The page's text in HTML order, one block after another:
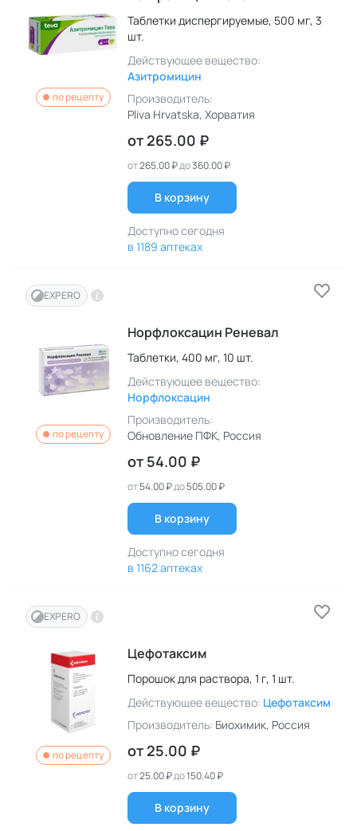
по рецепту
Таблетки диспергируемые, 500 мг, 3
шт.
Действующее вещество:
Азитромицин
Производитель:
Pliva Hrvatska, Хорватия
от 265.00 ₽
от265.00 ₽до360.00 ₽
В корзину
Доступно сегодня
в 1189 аптеках
EXPERO
по рецепту
Норфлоксацин Реневал
Таблетки, 400 мг, 10 шт.
Действующее вещество:
Норфлоксацин
Производитель:
Обновление ПФК, Россия
от 54.00 ₽
от54.00 ₽до505.00 ₽
В корзину
Доступно сегодня
в 1162 аптеках
EXPERO
по рецепту
Цефотаксим
Порошок для раствора, 1 г, 1 шт.
Действующее вещество: Цефотаксим
Производитель: Биохимик, Россия
от 25.00 ₽
от25.00 ₽до150.40 ₽
В корзину